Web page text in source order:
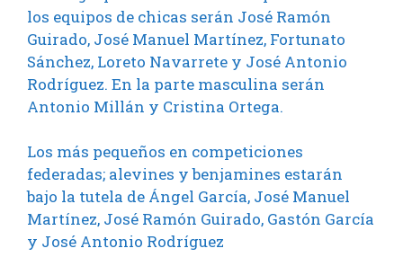
los equipos de chicas serán José Ramón
Guirado, José Manuel Martínez, Fortunato
Sánchez, Loreto Navarrete y José Antonio
Rodríguez. En la parte masculina serán
Antonio Millán y Cristina Ortega.
Los más pequeños en competiciones
federadas; alevines y benjamines estarán
bajo la tutela de Ángel García, José Manuel
Martínez, José Ramón Guirado, Gastón García
y José Antonio Rodríguez